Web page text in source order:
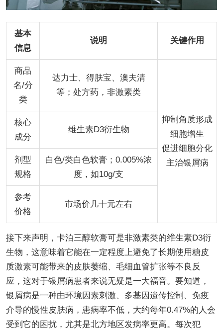
基本
信息
说明 关键作用
商品
名/分
类
达力士、得肤宝、澳夫清
等；处方药，非激素类
抑制角质形成
细胞增生
促进细胞分化
主治银屑病
核心
成分
维生素D3衍生物
剂型
规格
白色/类白色软膏；0.005%浓
度，如10g/支
参考
价格
市场价几十元左右
接下来声明，卡泊三醇软膏可是非激素类的维生素D3衍
生物，这意味着它能在一定程度上避免了长期使用糖皮
质激素可能带来的皮肤萎缩、毛细血管扩张等不良反
应，这对于银屑病患者来说无疑是一大福音。要知道，
银屑病是一种由环境因素刺激、多基因遗传控制、免疫
介导的慢性皮肤病，患病率不低，大约每年0.47%的人会
受到它的困扰，尤其是北方地区发病率更高。每次犯